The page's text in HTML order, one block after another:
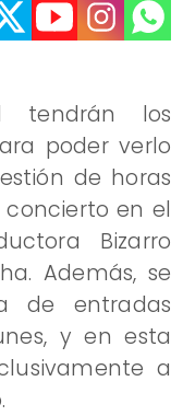
tendrán los
poder verlo
de horas
en el
Bizarro
Además, se
de entradas
y en esta
a